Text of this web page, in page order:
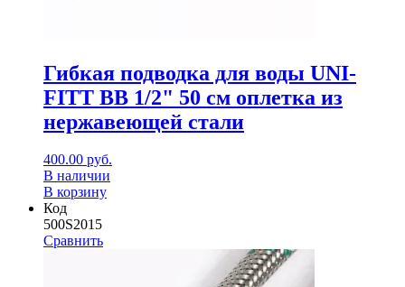
Гибкая подводка для воды UNI-
FITT ВВ 1/2" 50 см оплетка из
нержавеющей стали
400.00 руб.
В наличии
В корзину
Код
500S2015
Сравнить